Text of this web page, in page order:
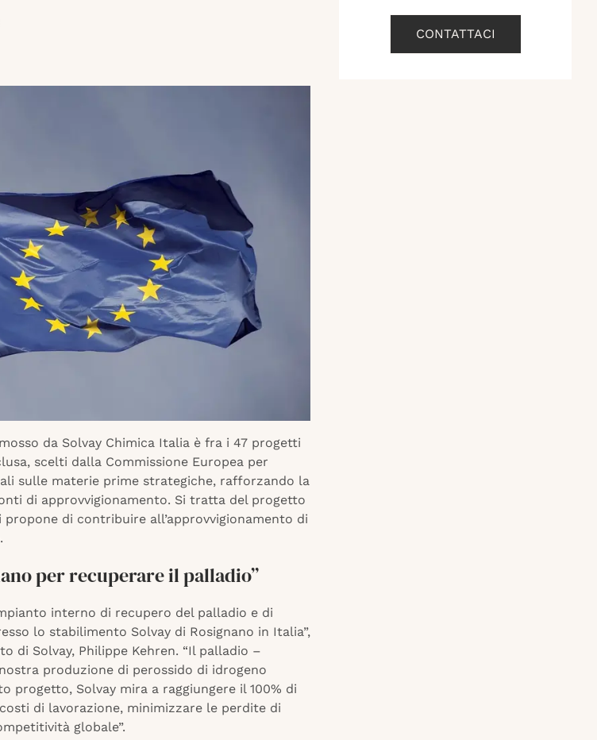
da Solvay Chimica Italia è fra i 47 progetti
scelti dalla Commissione Europea per
sulle materie prime strategiche, rafforzando la
di approvvigionamento. Si tratta del progetto
di contribuire all’approvvigionamento di
per recuperare il palladio”
interno di recupero del palladio e di
lo stabilimento Solvay di Rosignano in Italia”,
di Solvay, Philippe Kehren. “Il palladio –
produzione di perossido di idrogeno
progetto, Solvay mira a raggiungere il 100% di
di lavorazione, minimizzare le perdite di
globale”.
CONTATTACI